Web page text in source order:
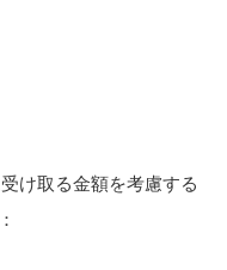
け取る金額を考慮する